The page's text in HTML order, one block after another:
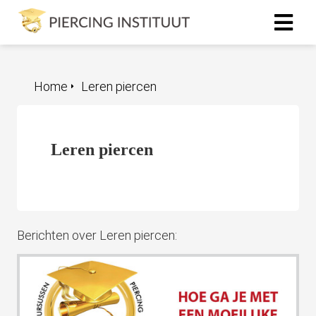
Leren piercen
Home
Leren piercen
Berichten over Leren piercen:
te
Ze